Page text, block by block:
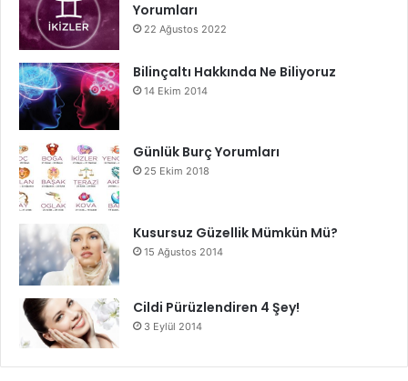
Yorumları
22 Ağustos 2022
Bilinçaltı Hakkında Ne Biliyoruz
14 Ekim 2014
Günlük Burç Yorumları
25 Ekim 2018
Kusursuz Güzellik Mümkün Mü?
15 Ağustos 2014
Cildi Pürüzlendiren 4 Şey!
3 Eylül 2014